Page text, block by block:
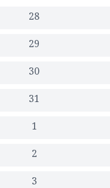
28
29
30
31
1
2
3